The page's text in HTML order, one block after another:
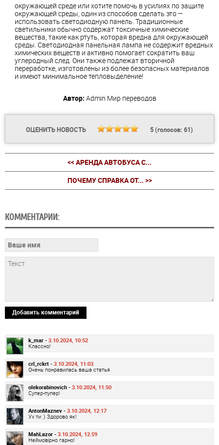
окружающей среде или хотите помочь в усилиях по защите
окружающей среды, один из способов сделать это —
использовать светодиодную панель. Традиционные
светильники обычно содержат токсичные химические
вещества, такие как ртуть, которая вредна для окружающей
среды. Светодиодная панельная лампа не содержит вредных
химических веществ и активно помогает сократить ваш
углеродный след. Они также подлежат вторичной
переработке, изготовлены из более безопасных материалов
и имеют минимальное тепловыделение!
Автор: Admin Мир переводов
ОЦЕНИТЬ НОВОСТЬ 5(голосов: 61)
<< АРЕНДА АВТОБУСА С...
ПОЧЕМУ СПРАВКА ОТ... >>
КОММЕНТАРИИ:
Добавить комментарий
k_mar - 3.10.2024, 10:52
Классно!
crl_rckrt - 3.10.2024, 11:03
Очень понравилась ваша статья
olekorabinovich - 3.10.2024, 11:50
Супер-пупер!
AntonMaznev - 3.10.2024, 12:17
Ух ти :) Здорово як!
MahLazor - 3.10.2024, 12:59
Неймовірно гарно!